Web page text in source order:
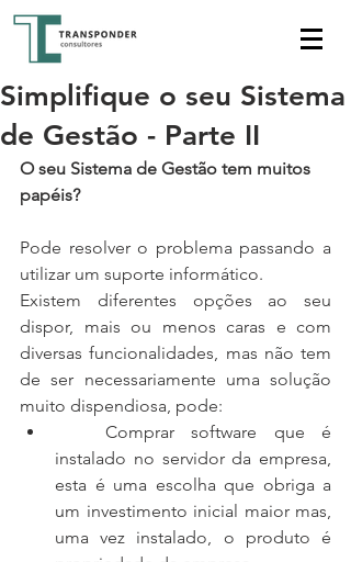
Simplifique o seu Sistema
de Gestão - Parte II
O seu Sistema de Gestão tem muitos
papéis?
Pode resolver o problema passando a
utilizar um suporte informático.
Existem diferentes opções ao seu
dispor, mais ou menos caras e com
diversas funcionalidades, mas não tem
de ser necessariamente uma solução
muito dispendiosa, pode:
instalado no servidor da empresa,
esta é uma escolha que obriga a
um investimento inicial maior mas,
uma vez instalado, o produto é